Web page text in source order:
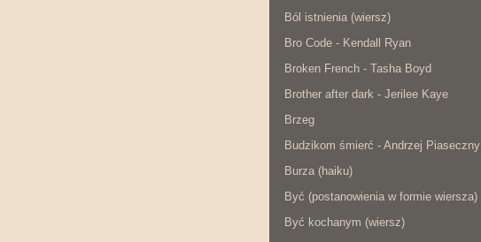
Ból istnienia (wiersz)
Bro Code - Kendall Ryan
Broken French - Tasha Boyd
Brother after dark - Jerilee Kaye
Brzeg
Budzikom śmierć - Andrzej Piaseczny
Burza (haiku)
Być (postanowienia w formie wiersza)
Być kochanym (wiersz)